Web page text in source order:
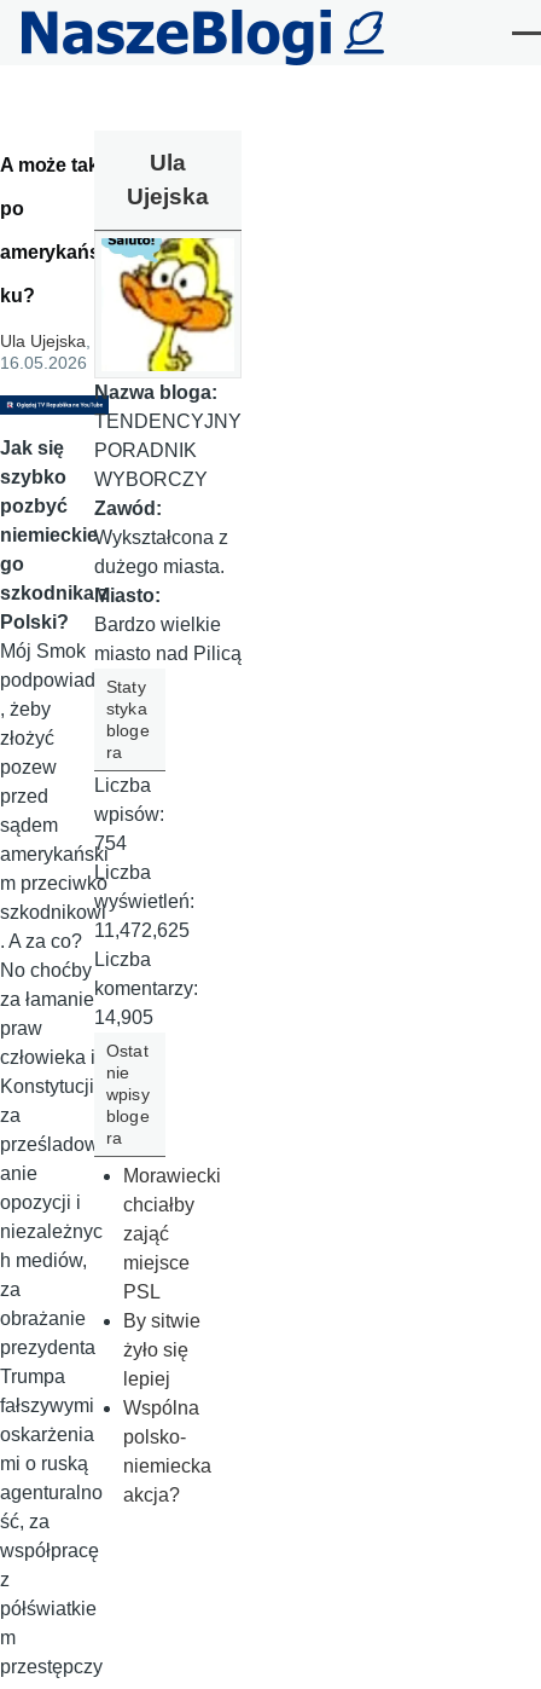
Przejdź do treści
A może tak
po
amerykańs
ku?
Ula Ujejska,
16.05.2026
Jak się
szybko
pozbyć
niemieckie
go
szkodnika z
Polski?
Mój Smok
podpowiada
, żeby
złożyć
pozew
przed
sądem
amerykański
m przeciwko
szkodnikowi
. A za co?
No choćby
za łamanie
praw
człowieka i
Konstytucji,
za
prześladow
anie
opozycji i
niezależnyc
h mediów,
za
obrażanie
prezydenta
Trumpa
fałszywymi
oskarżenia
mi o ruską
agenturalno
ść, za
współpracę
z
półświatkie
m
przestępczy
Ula
Ujejska
Nazwa bloga:
TENDENCYJNY
PORADNIK
WYBORCZY
Zawód:
Wykształcona z
dużego miasta.
Miasto:
Bardzo wielkie
miasto nad Pilicą
Staty
styka
bloge
ra
Liczba
wpisów:
754
Liczba
wyświetleń:
11,472,625
Liczba
komentarzy:
14,905
Ostat
nie
wpisy
bloge
ra
Morawiecki
chciałby
zająć
miejsce
PSL
By sitwie
żyło się
lepiej
Wspólna
polsko-
niemiecka
akcja?